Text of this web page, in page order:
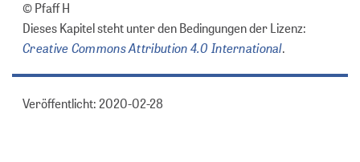
© Pfaff H
Dieses Kapitel steht unter den Bedingungen der Lizenz:
Creative Commons Attribution 4.0 International.
Veröffentlicht: 2020-02-28